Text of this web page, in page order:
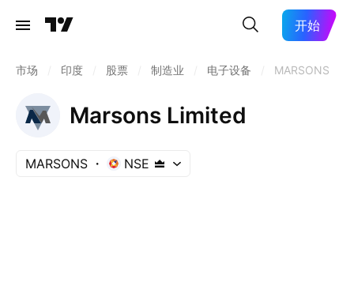
开始
市场 印度 股票 制造业 电子设备 MARSONS
Marsons Limited
MARSONS NSE